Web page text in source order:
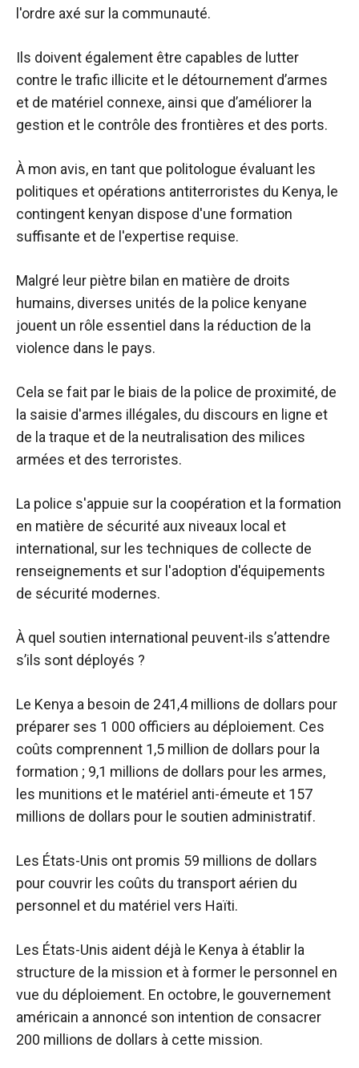
l'ordre axé sur la communauté.
Ils doivent également être capables de lutter
contre le trafic illicite et le détournement d’armes
et de matériel connexe, ainsi que d’améliorer la
gestion et le contrôle des frontières et des ports.
À mon avis, en tant que politologue évaluant les
politiques et opérations antiterroristes du Kenya, le
contingent kenyan dispose d'une formation
suffisante et de l'expertise requise.
Malgré leur piètre bilan en matière de droits
humains, diverses unités de la police kenyane
jouent un rôle essentiel dans la réduction de la
violence dans le pays.
Cela se fait par le biais de la police de proximité, de
la saisie d'armes illégales, du discours en ligne et
de la traque et de la neutralisation des milices
armées et des terroristes.
La police s'appuie sur la coopération et la formation
en matière de sécurité aux niveaux local et
international, sur les techniques de collecte de
renseignements et sur l'adoption d'équipements
de sécurité modernes.
À quel soutien international peuvent-ils s’attendre
s’ils sont déployés ?
Le Kenya a besoin de 241,4 millions de dollars pour
préparer ses 1 000 officiers au déploiement. Ces
coûts comprennent 1,5 million de dollars pour la
formation ; 9,1 millions de dollars pour les armes,
les munitions et le matériel anti-émeute et 157
millions de dollars pour le soutien administratif.
Les États-Unis ont promis 59 millions de dollars
pour couvrir les coûts du transport aérien du
personnel et du matériel vers Haïti.
Les États-Unis aident déjà le Kenya à établir la
structure de la mission et à former le personnel en
vue du déploiement. En octobre, le gouvernement
américain a annoncé son intention de consacrer
200 millions de dollars à cette mission.